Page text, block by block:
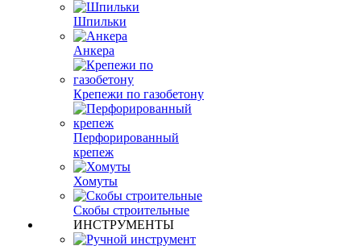
Шпильки
Анкера
Крепежи по газобетону
Перфорированный
крепеж
Хомуты
Скобы строительные
ИНСТРУМЕНТЫ